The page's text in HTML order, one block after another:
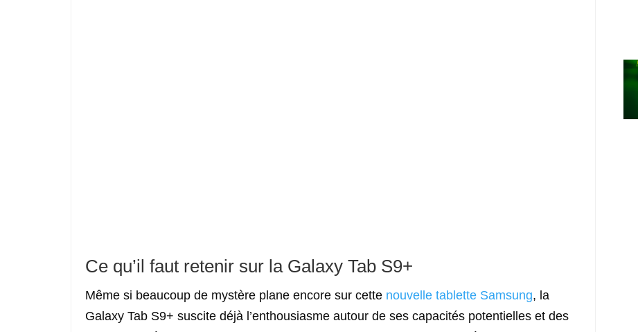
Ce qu’il faut retenir sur la Galaxy Tab S9+
Même si beaucoup de mystère plane encore sur cette nouvelle tablette Samsung, la
Galaxy Tab S9+ suscite déjà l’enthousiasme autour de ses capacités potentielles et des